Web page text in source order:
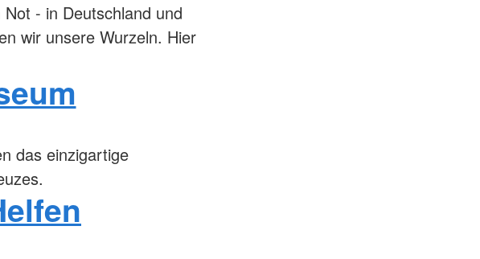
- in Deutschland und
wir unsere Wurzeln. Hier
das einzigartige